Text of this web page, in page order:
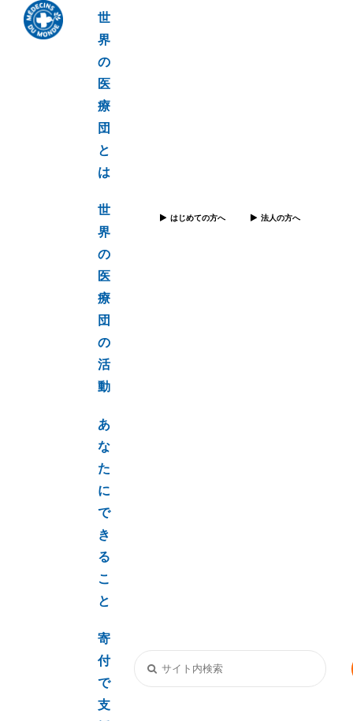
世
界
の
医
療
団
と
は
世
界
の
医
療
団
の
活
動
あ
な
た
に
で
き
る
こ
と
寄
付
で
支
はじめての方へ 法人の方へ